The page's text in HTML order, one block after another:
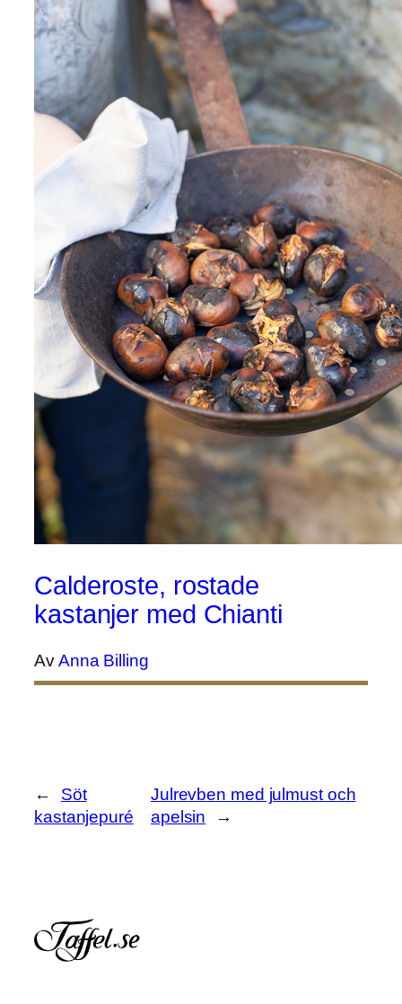
Calderoste, rostade
kastanjer med Chianti
AvAnna Billing
←
Söt
kastanjepuré
Julrevben med julmust och
apelsin
→